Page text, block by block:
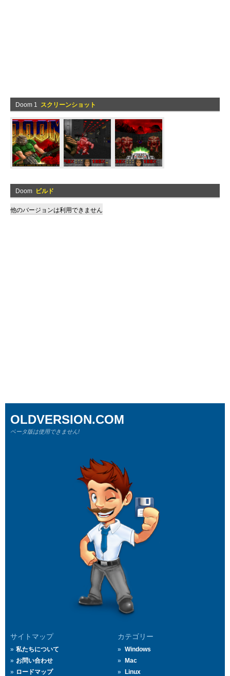
Doom 1 スクリーンショット
Doom ビルド
他のバージョンは利用できません
サイトマップ
私たちについて
お問い合わせ
ロードマップ
カテゴリー
Windows
Mac
Linux
OLDVERSION.COM
ベータ版は使用できません!